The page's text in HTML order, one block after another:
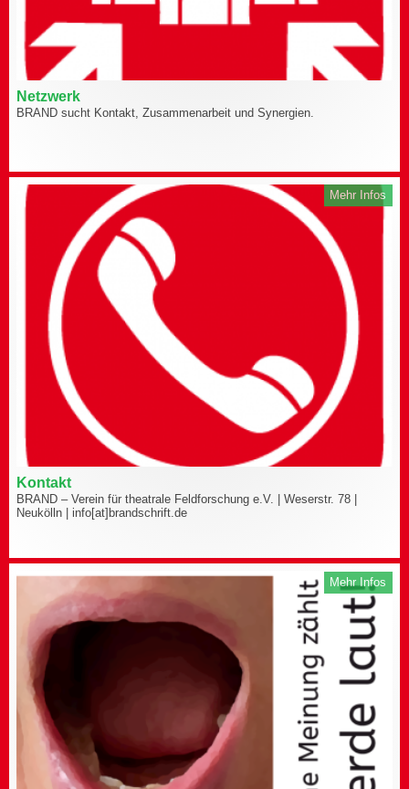
Netzwerk
BRAND sucht Kontakt, Zusammenarbeit und Synergien.
Mehr Infos
Kontakt
BRAND – Verein für theatrale Feldforschung e.V. | Weserstr. 78 |
Neukölln | info[at]brandschrift.de
Mehr Infos